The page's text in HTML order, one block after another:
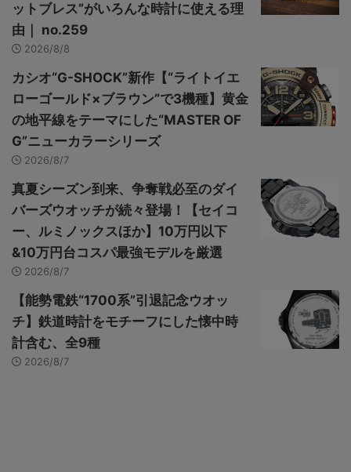
ットブレス”がいろんな時計に使える理
由｜ no.259
2026/8/8
カシオ“G-SHOCK”新作【“ライトイエ
ローゴールド×ブラウン”で3機種】黄金
の地平線をテーマにした“MASTER OF
G”ニューカラーシリーズ
2026/8/7
真夏シーズン到来、争奪戦必至のダイ
バーズウオッチが続々登場！【セイコ
ー、ルミノックスほか】10万円以下
&10万円台コスパ最強モデルを厳選
2026/8/7
【能勢電鉄“1700系”引退記念ウオッ
チ】鉄道時計をモチーフにした懐中時
計含む、全9種
2026/8/7